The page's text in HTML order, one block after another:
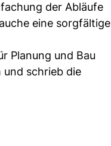
der Abläufe
eine sorgfältige
Planung und Bau
und schrieb die